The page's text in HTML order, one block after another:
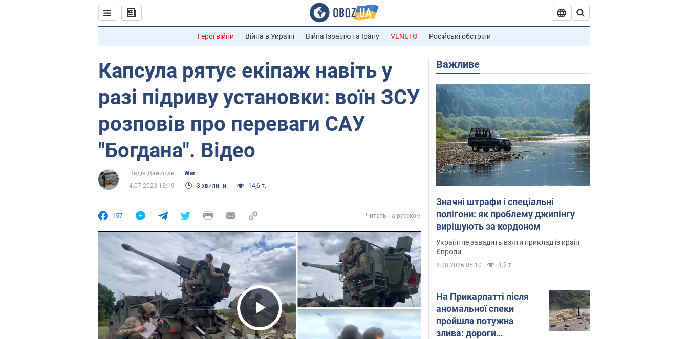
Герої війни Війна в Україні Війна Ізраїлю та Ірану VENETO Російські обстріли
Капсула рятує екіпаж навіть у
разі підриву установки: воїн ЗСУ
розповів про переваги САУ
"Богдана". Відео
Надія Данищук
War
4.07.2023 18:19
3 хвилини 14,6 т.
157 Читать на русском
Play Video
Важливе
Значні штрафи і спеціальні
полігони: як проблему джипінгу
вирішують за кордоном
Україні не завадить взяти приклад із країн
Європи
8.08.2026 05:10 1,9 т.
На Прикарпатті після
аномальної спеки
пройшла потужна
злива: дороги